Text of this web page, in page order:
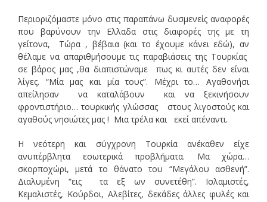
Περιοριζόμαστε μόνο στις παραπάνω δυσμενείς αναφορές
που βαρύνουν την Ελλαδα στις διαφορές της με τη
γείτονα, Τώρα , βέβαια (και το έχουμε κάνει εδώ), αν
θέλαμε να απαριθμήσουμε τις παραβιάσεις της Τουρκίας
σε βάρος μας ,θα διαπιστώναμε πως κι αυτές δεν είναι
λίγες. “Μία μας και μία τους”. Μέχρι το… Αγαθονήσι
απείλησαν να καταλάβουν και να ξεκινήσουν
φροντιστήριο… τουρκικής γλώσσας στους λιγοστούς και
αγαθούς νησιώτες μας ! Μια τρέλα και εκεί απέναντι.
Η νεότερη και σύγχρονη Τουρκία ανέκαθεν είχε
ανυπέρβλητα εσωτερικά προβλήματα. Μα χώρα…
σκορποχώρι, μετά το θάνατο του “Μεγάλου ασθενή”.
Διαλυμένη “εις τα εξ ων συνετέθη”. Ισλαμιστές,
Κεμαλιστές, Κούρδοι, Αλεβίτες, δεκάδες άλλες φυλές και